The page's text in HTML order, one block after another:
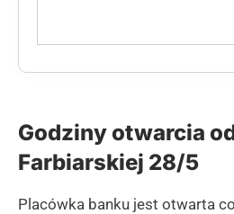
Godziny otwarcia
Farbiarskiej 28/5
Placówka banku jest otwarta